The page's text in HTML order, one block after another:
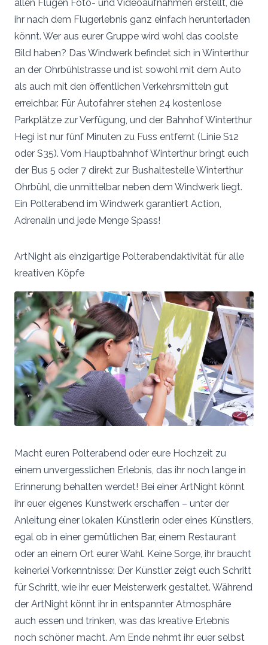
allen Flügen Foto- und Videoaufnahmen erstellt, die
ihr nach dem Flugerlebnis ganz einfach herunterladen
könnt. Wer aus eurer Gruppe wird wohl das coolste
Bild haben? Das Windwerk befindet sich in Winterthur
an der Ohrbühlstrasse und ist sowohl mit dem Auto
als auch mit den öffentlichen Verkehrsmitteln gut
erreichbar. Für Autofahrer stehen 24 kostenlose
Parkplätze zur Verfügung, und der Bahnhof Winterthur
Hegi ist nur fünf Minuten zu Fuss entfernt (Linie S12
oder S35). Vom Hauptbahnhof Winterthur bringt euch
der Bus 5 oder 7 direkt zur Bushaltestelle Winterthur
Ohrbühl, die unmittelbar neben dem Windwerk liegt.
Ein Polterabend im Windwerk garantiert Action,
Adrenalin und jede Menge Spass!
ArtNight als einzigartige Polterabendaktivität für alle
kreativen Köpfe
Macht euren Polterabend oder eure Hochzeit zu
einem unvergesslichen Erlebnis, das ihr noch lange in
Erinnerung behalten werdet! Bei einer ArtNight könnt
ihr euer eigenes Kunstwerk erschaffen – unter der
Anleitung einer lokalen Künstlerin oder eines Künstlers,
egal ob in einer gemütlichen Bar, einem Restaurant
oder an einem Ort eurer Wahl. Keine Sorge, ihr braucht
keinerlei Vorkenntnisse: Der Künstler zeigt euch Schritt
für Schritt, wie ihr euer Meisterwerk gestaltet. Während
der ArtNight könnt ihr in entspannter Atmosphäre
auch essen und trinken, was das kreative Erlebnis
noch schöner macht. Am Ende nehmt ihr euer selbst